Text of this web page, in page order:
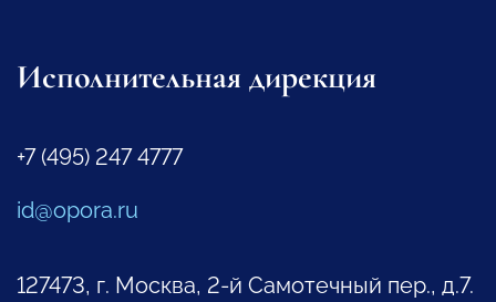
Исполнительная дирекция
+7 (495) 247 4777
id@opora.ru
127473, г. Москва, 2-й Самотечный пер., д.7.